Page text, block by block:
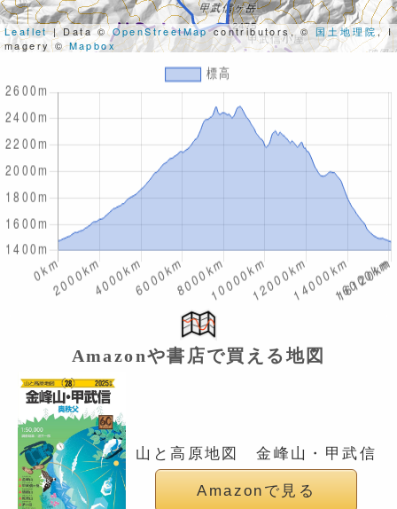
Leaflet| Data ©OpenStreetMapcontributors, © 国土地理院 , I
magery ©Mapbox
Amazonや書店で買える地図
山と高原地図 金峰山・甲武信
Amazonで見る